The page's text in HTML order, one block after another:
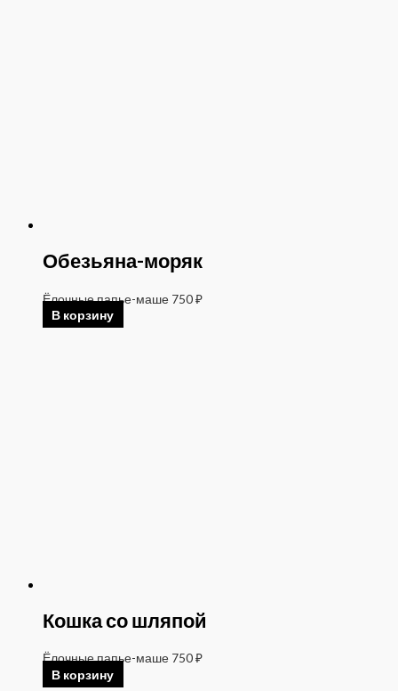
Обезьяна-моряк
Ёлочные папье-маше 750₽
В корзину
Кошка со шляпой
Ёлочные папье-маше 750₽
В корзину